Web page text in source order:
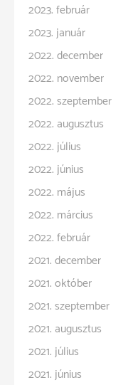
2023. február
2023. január
2022. december
2022. november
2022. szeptember
2022. augusztus
2022. július
2022. június
2022. május
2022. március
2022. február
2021. december
2021. október
2021. szeptember
2021. augusztus
2021. július
2021. június